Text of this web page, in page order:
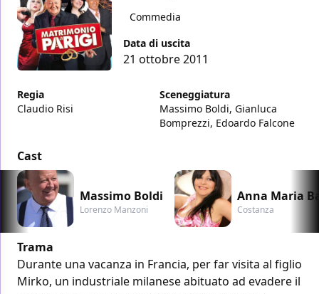
Commedia
Data di uscita
21 ottobre 2011
Regia
Claudio Risi
Sceneggiatura
Massimo Boldi, Gianluca
Bomprezzi, Edoardo Falcone
Cast
Massimo Boldi
Lorenzo Manzoni
Anna Maria
Costanza
Trama
Durante una vacanza in Francia, per far visita al figlio
Mirko, un industriale milanese abituato ad evadere il